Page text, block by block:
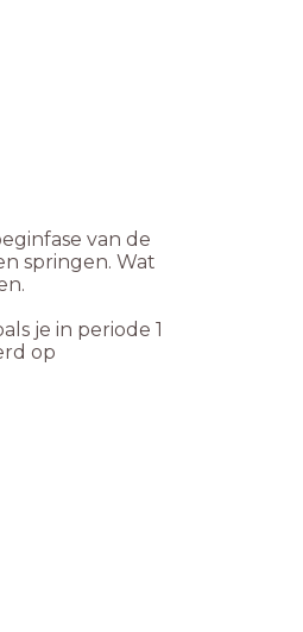
van de
springen. Wat
je in periode 1
op